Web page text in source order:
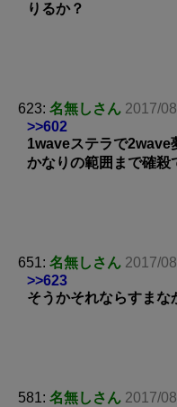
りるか？
623: 名無しさん 2017/
>>602
1waveステラで2wave
かなりの範囲まで確殺
651: 名無しさん 2017/
>>623
そうかそれならすまな
581: 名無しさん 2017/